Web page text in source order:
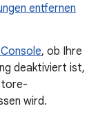
entfernen
, ob Ihre
deaktiviert ist,
wird.